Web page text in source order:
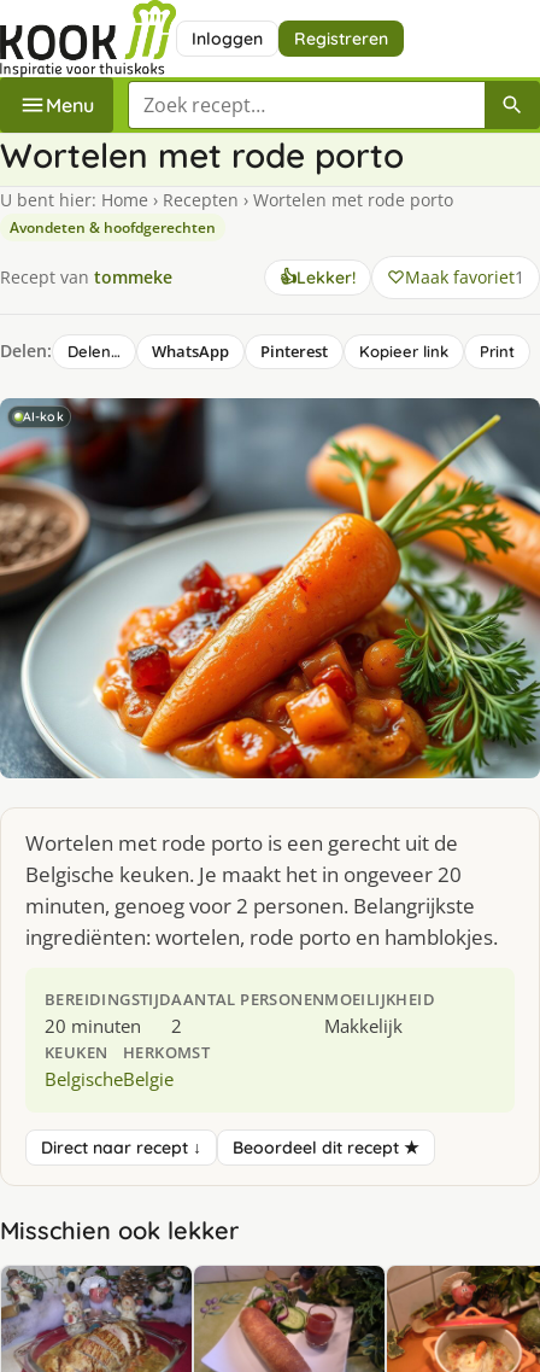
Inloggen Registreren
Menu Zoek een recept
Wortelen met rode porto
U bent hier: Home › Recepten › Wortelen met rode porto
Avondeten & hoofdgerechten
Recept van tommeke 👍Lekker! Maak favoriet1
Delen: Delen… WhatsApp Pinterest Kopieer link Print
AI-kok
Wortelen met rode porto is een gerecht uit de
Belgische keuken. Je maakt het in ongeveer 20
minuten, genoeg voor 2 personen. Belangrijkste
ingrediënten: wortelen, rode porto en hamblokjes.
BEREIDINGSTIJD
20 minuten
AANTAL PERSONEN
2
MOEILIJKHEID
Makkelijk
KEUKEN
Belgische
HERKOMST
Belgie
Direct naar recept ↓ Beoordeel dit recept ★
Misschien ook lekker